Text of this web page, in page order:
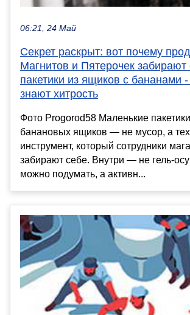
06:21, 24 Май
Секрет раскрыт: вот почему
Магнитов и Пятерочек забирают
пакетики из ящиков с бананами
знают хитрость
Фото Progorod58 Маленькие
банановых ящиков — не мусор, а
инструмент, который сотрудники
забирают себе. Внутри — не гель-
можно подумать, а активн...